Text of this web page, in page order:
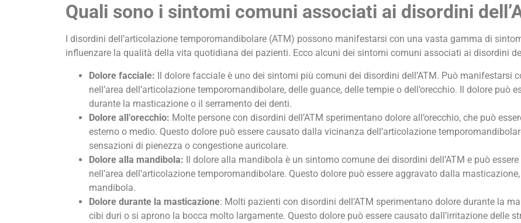
Quali sono i sintomi comuni associati ai disordini
I disordini dell’articolazione temporomandibolare (ATM) possono manifestarsi con una vasta gamma di
influenzare la qualità della vita quotidiana dei pazienti. Ecco alcuni dei sintomi comuni associati ai disordini
Dolore facciale: Il dolore facciale è uno dei sintomi più comuni dei disordini dell’ATM. Può manifestarsi
nell’area dell’articolazione temporomandibolare, delle guance, delle tempie o dell’orecchio. Il dolore può
durante la masticazione o il serramento dei denti.
Dolore all’orecchio: Molte persone con disordini dell’ATM sperimentano dolore all’orecchio, che può
esterno o medio. Questo dolore può essere causato dalla vicinanza dell’articolazione
sensazioni di pienezza o congestione auricolare.
Dolore alla mandibola: Il dolore alla mandibola è un sintomo comune dei disordini dell’ATM e può
nell’area dell’articolazione temporomandibolare. Questo dolore può essere aggravato dalla
mandibola.
Dolore durante la masticazione: Molti pazienti con disordini dell’ATM sperimentano dolore durante la
cibi duri o si aprono la bocca molto largamente. Questo dolore può essere causato dall’irritazione delle